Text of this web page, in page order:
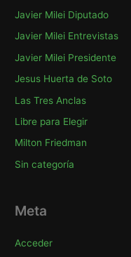
Javier Milei Diputado
Javier Milei Entrevistas
Javier Milei Presidente
Jesus Huerta de Soto
Las Tres Anclas
Libre para Elegir
Milton Friedman
Sin categoría
Meta
Acceder